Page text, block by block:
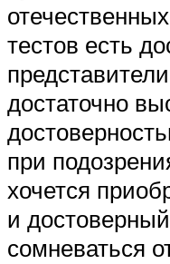
тестов есть
достаточно
при
хочется
и
сомневаться